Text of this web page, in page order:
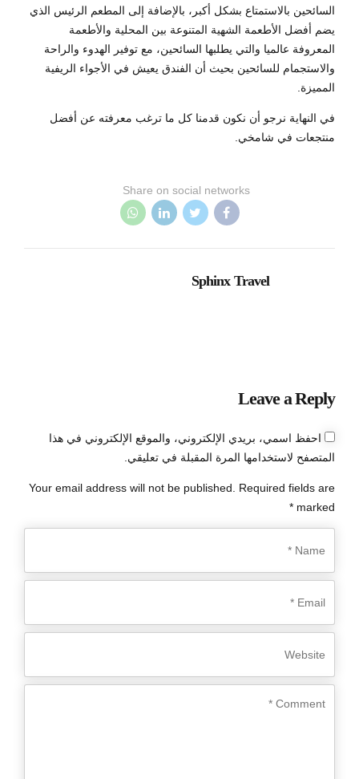
السائحين بالاستمتاع بشكل أكبر، بالإضافة إلى المطعم الرئيس الذي
يضم أفضل الأطعمة الشهية المتنوعة بين المحلية والأطعمة
المعروفة عالميا والتي يطلبها السائحين، مع توفير الهدوء والراحة
والاستجمام للسائحين بحيث أن الفندق يعيش في الأجواء الريفية
المميزة.
في النهاية نرجو أن نكون قدمنا كل ما ترغب معرفته عن أفضل
منتجعات في شامخي.
Share on social networks
Sphinx Travel
Leave a Reply
Your email address will not be published. Required fields are
marked *
احفظ اسمي، بريدي الإلكتروني، والموقع الإلكتروني في هذا
المتصفح لاستخدامها المرة المقبلة في تعليقي.